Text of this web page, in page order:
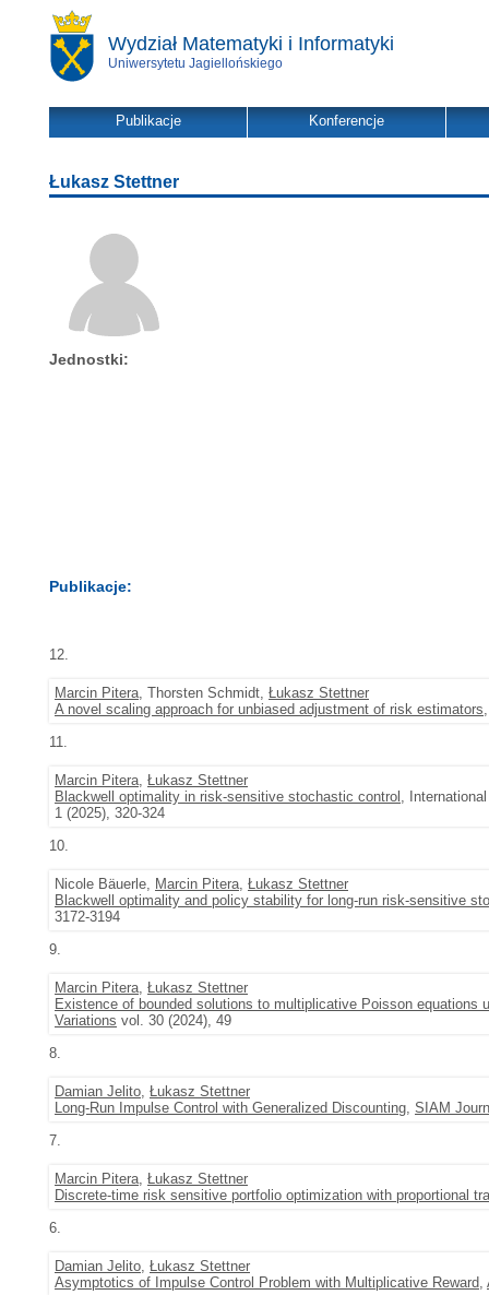
Wydział Matematyki i Informatyki
Uniwersytetu Jagiellońskiego
Publikacje Konferencje
Łukasz Stettner
Jednostki:
Publikacje:
12.
Marcin Pitera, Thorsten Schmidt, Łukasz Stettner
A novel scaling approach for unbiased adjustment of risk estimators
11.
Marcin Pitera, Łukasz Stettner
Blackwell optimality in risk-sensitive stochastic control ,
1 (2025), 320-324
10.
Nicole Bäuerle, Marcin Pitera, Łukasz Stettner
Blackwell optimality and policy stability for long-run risk-sensitive
3172-3194
9.
Marcin Pitera, Łukasz Stettner
Existence of bounded solutions to multiplicative Poisson equations
Variations vol. 30 (2024), 49
8.
Damian Jelito, Łukasz Stettner
Long-Run Impulse Control with Generalized Discounting, SIAM
7.
Marcin Pitera, Łukasz Stettner
Discrete-time risk sensitive portfolio optimization with proportional
6.
Damian Jelito, Łukasz Stettner
Asymptotics of Impulse Control Problem with Multiplicative Reward,